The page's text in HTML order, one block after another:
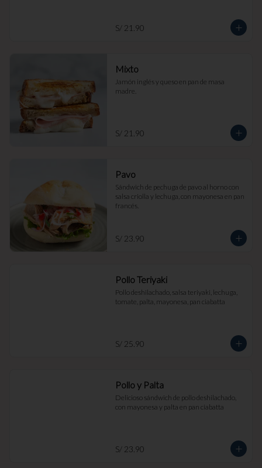
S/ 21.90
Mixto
Jamón inglés y queso en pan de masa
madre.
S/ 21.90
Pavo
Sándwich de pechuga de pavo al horno con
salsa criolla y lechuga, con mayonesa en pan
francés.
S/ 23.90
Pollo Teriyaki
Pollo deshilachado, salsa teriyaki, lechuga,
tomate, palta, mayonesa, pan ciabatta
S/ 25.90
Pollo y Palta
Delicioso sándwich de pollo deshilachado,
con mayonesa y palta en pan ciabatta
S/ 23.90